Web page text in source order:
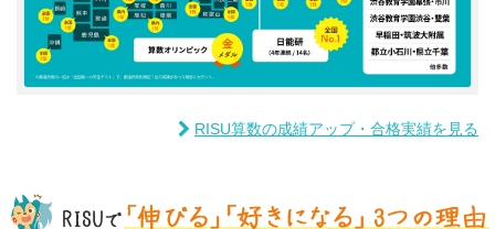
RISU算数の成績アップ・合格実績を見る